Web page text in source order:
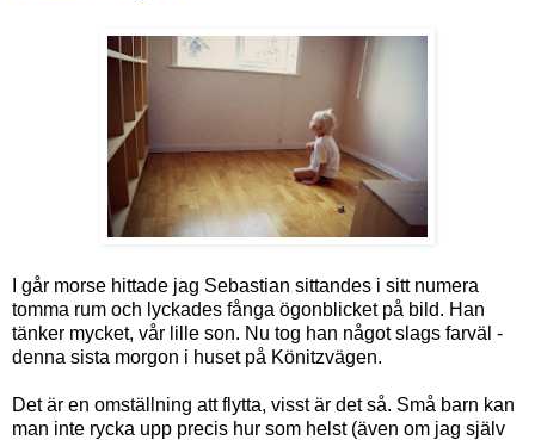
I går morse hittade jag Sebastian sittandes i sitt numera
tomma rum och lyckades fånga ögonblicket på bild. Han
tänker mycket, vår lille son. Nu tog han något slags farväl -
denna sista morgon i huset på Könitzvägen.
Det är en omställning att flytta, visst är det så. Små barn kan
man inte rycka upp precis hur som helst (även om jag själv